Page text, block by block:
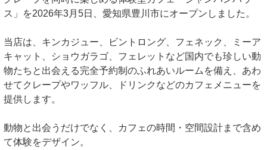
ス」を2026年3月5日、愛知県豊川市にオープンしました。
当店は、キンカジュー、ビントロング、フェネック、ミーア
キャット、ショウガラゴ、フェレットなど国内でも珍しい動
物たちと出会える完全予約制のふれあいルームを備え、あわ
せてクレープやワッフル、ドリンクなどのカフェメニューを
提供します。
動物と出会うだけでなく、カフェの時間・空間設計まで含め
て体験をデザイン。